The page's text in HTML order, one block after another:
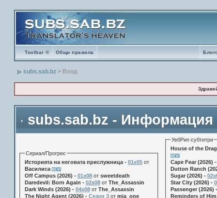
Toolbar ® Общи правила
subs.sab.bz > Вход
subs.sab.bz - Информация
Сериал/Прогрес
Историята на неговата прислужница - 01х05от
Василиса
Off Campus (2026) - 01x08от sweetdeath
Daredevil: Born Again - 02x08от The_Assassin
Dark Winds (2026) - 04x08от The_Assassin
The Night Agent (2026) - Сезон 3от mia_one
УебРип субтитри
House of the
Cape Fear (2026)
Dutton Ranch
Sugar (2026) -
Star City (2026) -
Passenger (2026)
Reminders of